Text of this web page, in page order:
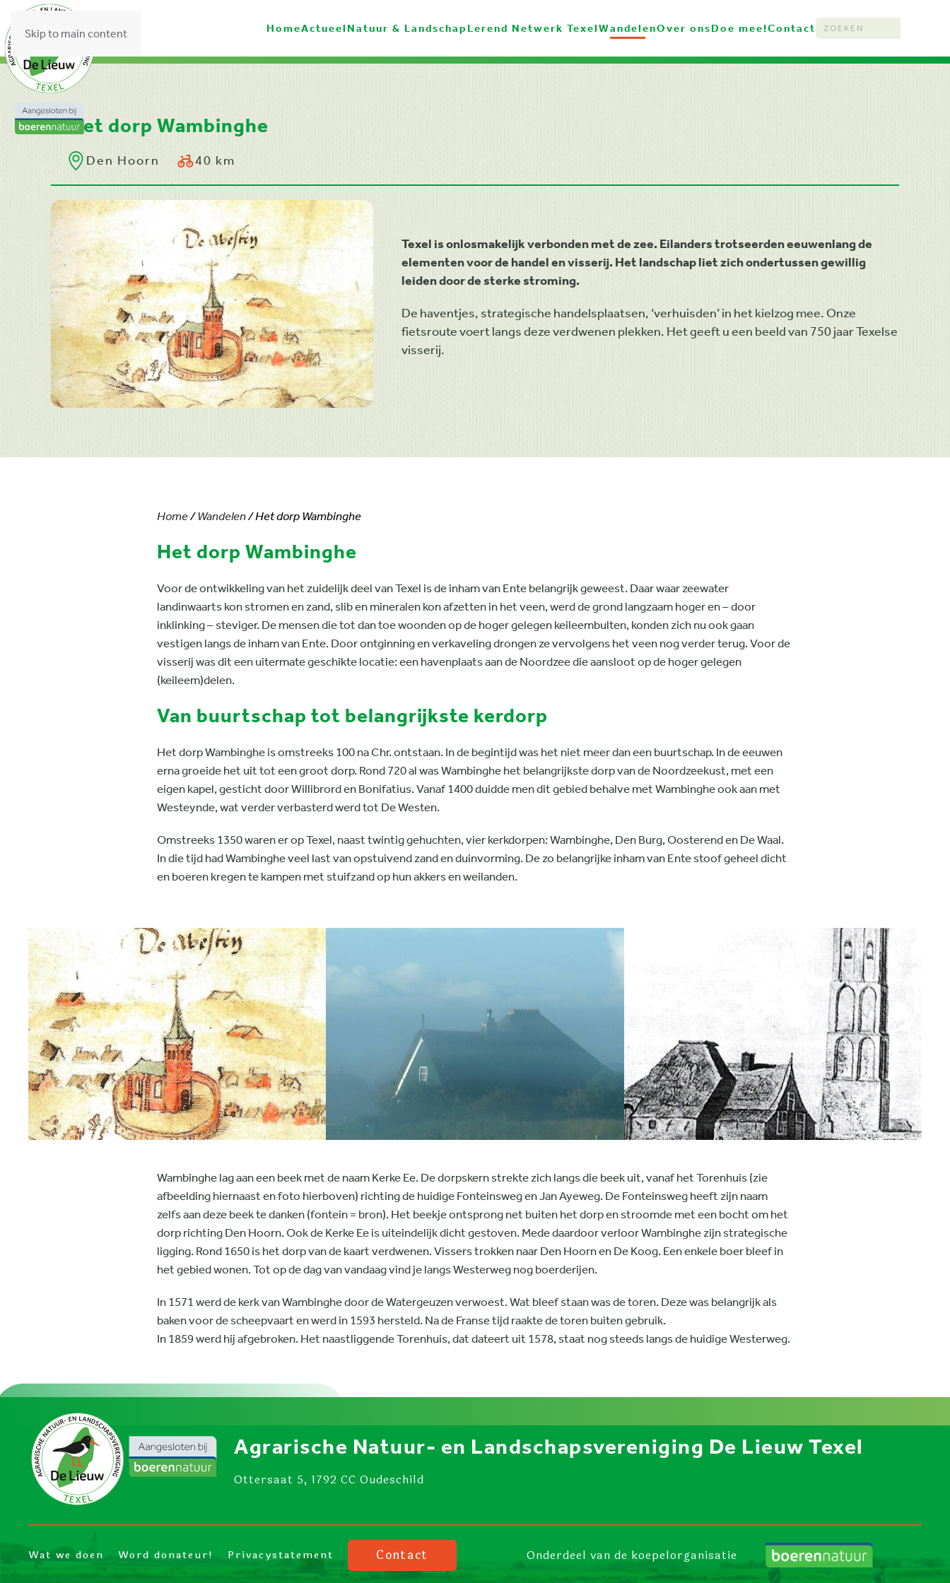
Skip to main content HomeActueel Natuur & Landschap Lerend Netwerk TexelWandelenOver onsDoe mee!Contact
Het dorp Wambinghe
Den Hoorn 40 km
Texel is onlosmakelijk verbonden met de zee. Eilanders trotseerden eeuwenlang de
elementen voor de handel en visserij. Het landschap liet zich ondertussen gewillig
leiden door de sterke stroming.
De haventjes, strategische handelsplaatsen, ‘verhuisden’ in het kielzog mee. Onze
fietsroute voert langs deze verdwenen plekken. Het geeft u een beeld van 750 jaar Texelse
visserij.
Home/Wandelen/ Het dorp Wambinghe
Het dorp Wambinghe
Voor de ontwikkeling van het zuidelijk deel van Texel is de inham van Ente belangrijk geweest. Daar waar zeewater
landinwaarts kon stromen en zand, slib en mineralen kon afzetten in het veen, werd de grond langzaam hoger en – door
inklinking – steviger. De mensen die tot dan toe woonden op de hoger gelegen keileembulten, konden zich nu ook gaan
vestigen langs de inham van Ente. Door ontginning en verkaveling drongen ze vervolgens het veen nog verder terug. Voor de
visserij was dit een uitermate geschikte locatie: een havenplaats aan de Noordzee die aansloot op de hoger gelegen
(keileem)delen.
Van buurtschap tot belangrijkste kerdorp
Het dorp Wambinghe is omstreeks 100 na Chr. ontstaan. In de begintijd was het niet meer dan een buurtschap. In de eeuwen
erna groeide het uit tot een groot dorp. Rond 720 al was Wambinghe het belangrijkste dorp van de Noordzeekust, met een
eigen kapel, gesticht door Willibrord en Bonifatius. Vanaf 1400 duidde men dit gebied behalve met Wambinghe ook aan met
Westeynde, wat verder verbasterd werd tot De Westen.
Omstreeks 1350 waren er op Texel, naast twintig gehuchten, vier kerkdorpen: Wambinghe, Den Burg, Oosterend en De Waal.
In die tijd had Wambinghe veel last van opstuivend zand en duinvorming. De zo belangrijke inham van Ente stoof geheel dicht
en boeren kregen te kampen met stuifzand op hun akkers en weilanden.
Wambinghe lag aan een beek met de naam Kerke Ee. De dorpskern strekte zich langs die beek uit, vanaf het Torenhuis (zie
afbeelding hiernaast en foto hierboven) richting de huidige Fonteinsweg en Jan Ayeweg. De Fonteinsweg heeft zijn naam
zelfs aan deze beek te danken (fontein = bron). Het beekje ontsprong net buiten het dorp en stroomde met een bocht om het
dorp richting Den Hoorn. Ook de Kerke Ee is uiteindelijk dicht gestoven. Mede daardoor verloor Wambinghe zijn strategische
ligging. Rond 1650 is het dorp van de kaart verdwenen. Vissers trokken naar Den Hoorn en De Koog. Een enkele boer bleef in
het gebied wonen. Tot op de dag van vandaag vind je langs Westerweg nog boerderijen.
In 1571 werd de kerk van Wambinghe door de Watergeuzen verwoest. Wat bleef staan was de toren. Deze was belangrijk als
baken voor de scheepvaart en werd in 1593 hersteld. Na de Franse tijd raakte de toren buiten gebruik.
In 1859 werd hij afgebroken. Het naastliggende Torenhuis, dat dateert uit 1578, staat nog steeds langs de huidige Westerweg.
Agrarische Natuur- en Landschapsvereniging De Lieuw Texel
Ottersaat 5, 1792 CC Oudeschild
Wat we doen Word donateur! Privacystatement Contact Onderdeel van de koepelorganisatie